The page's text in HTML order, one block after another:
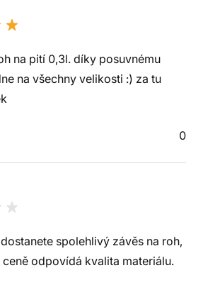
na pití 0,3l. díky posuvnému
na všechny velikosti :) za tu
0
spolehlivý závěs na roh,
odpovídá kvalita materiálu.